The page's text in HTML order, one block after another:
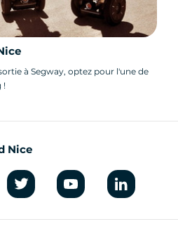
explorez Nice
à Segway, optez pour l'une de
!
Nice